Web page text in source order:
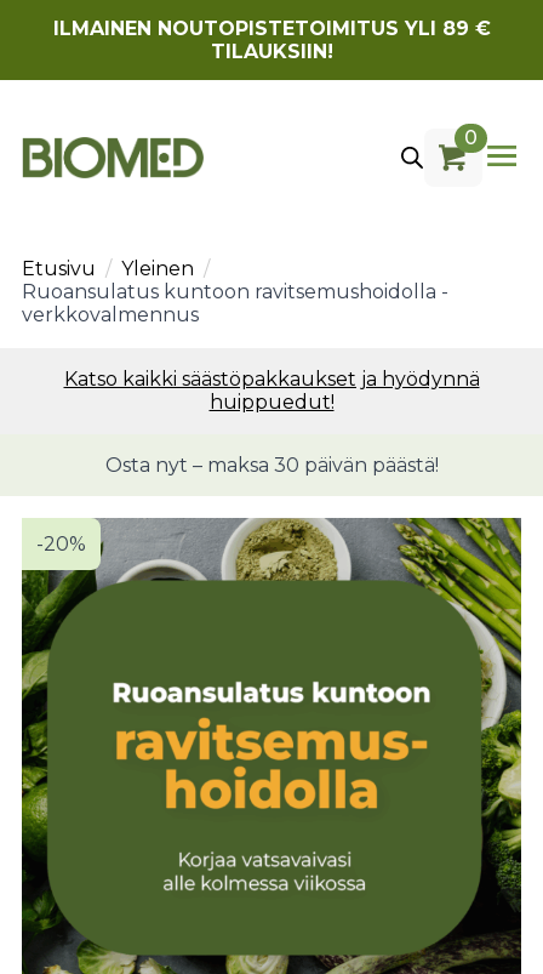
ILMAINEN NOUTOPISTETOIMITUS YLI 89 €
TILAUKSIIN!
0
Etusivu
Yleinen
Ruoansulatus kuntoon ravitsemushoidolla -
verkkovalmennus
Katso kaikki säästöpakkaukset ja hyödynnä
huippuedut!
Osta nyt – maksa 30 päivän päästä!
-20%